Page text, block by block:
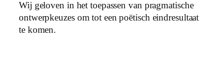
Wij geloven in het toepassen van pragmatische
ontwerpkeuzes om tot een poëtisch eindresultaat
te komen.